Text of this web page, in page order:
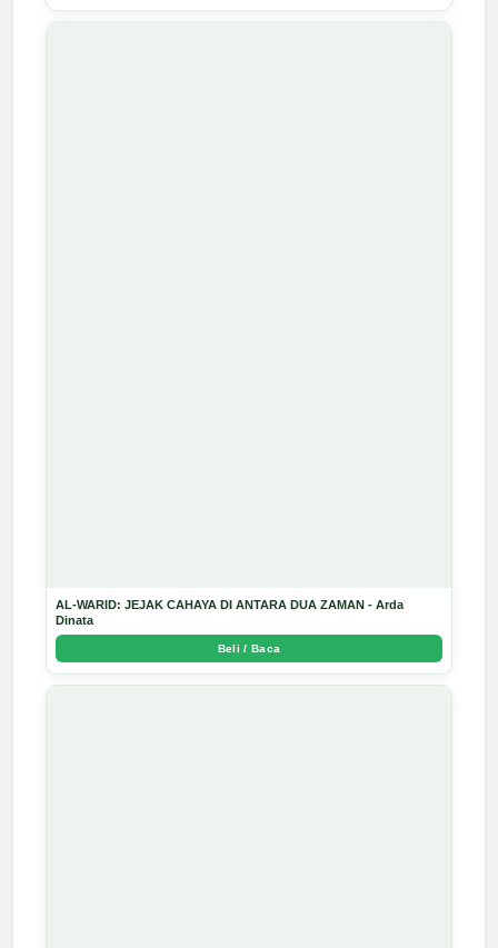
AL-WARID: JEJAK CAHAYA DI ANTARA DUA ZAMAN - Arda
Dinata
Beli / Baca